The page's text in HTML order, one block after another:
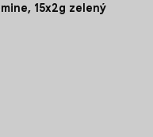
15x2g zelený